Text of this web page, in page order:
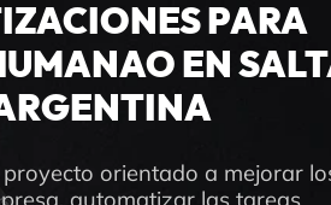
PARA
EN
orientado a mejorar
automatizar las tareas